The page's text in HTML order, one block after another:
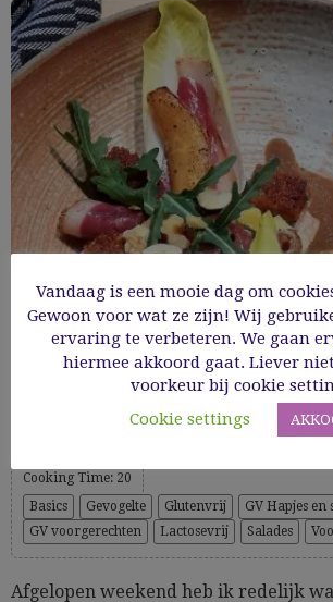
Gerookte eendenborst met
Cooking Time: 20
Basics
Gevogelte Glutenvrij
GV Hapjes en
GV voorgerechten
Lactosevrij Salades
Afgelopen weekend heb ik redelijk
Vandaag is een mooie dag om
Gewoon voor wat ze zijn! Wij
ervaring te verbeteren. We gaan
hiermee akkoord gaat. Liever
voorkeur bij cookie
Cookie settings